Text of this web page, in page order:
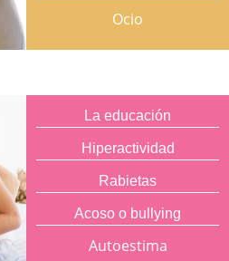
Ocio
La educación
Hiperactividad
Rabietas
Acoso o bullying
Autoestima